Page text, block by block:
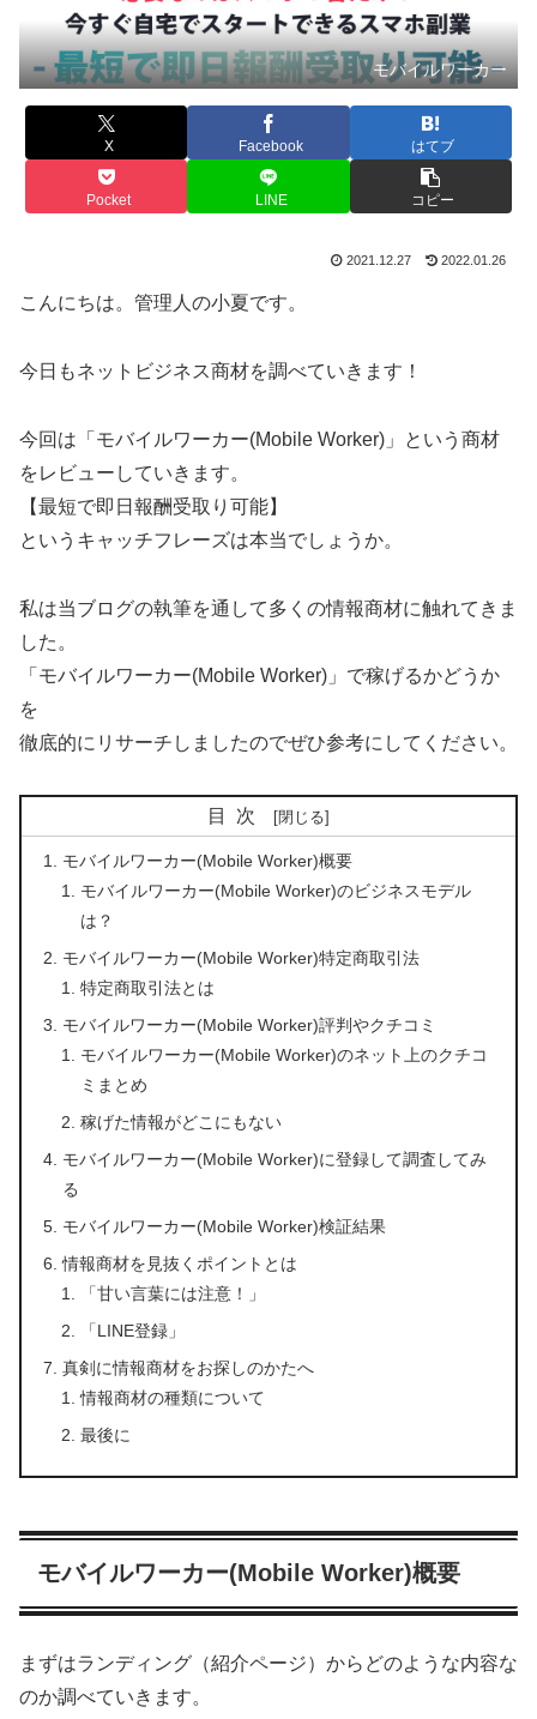
モバイルワーカー
X Facebook はてブ
Pocket LINE コピー
2021.12.27 2022.01.26
こんにちは。管理人の小夏です。
今日もネットビジネス商材を調べていきます！
今回は「モバイルワーカー(Mobile Worker)」という商材
をレビューしていきます。
【最短で即日報酬受取り可能】
というキャッチフレーズは本当でしょうか。
私は当ブログの執筆を通して多くの情報商材に触れてきま
した。
「モバイルワーカー(Mobile Worker)」で稼げるかどうか
を
徹底的にリサーチしましたのでぜひ参考にしてください。
目次
モバイルワーカー(Mobile Worker)概要
モバイルワーカー(Mobile Worker)のビジネスモデル
は？
モバイルワーカー(Mobile Worker)特定商取引法
特定商取引法とは
モバイルワーカー(Mobile Worker)評判やクチコミ
モバイルワーカー(Mobile Worker)のネット上のクチコ
ミまとめ
稼げた情報がどこにもない
モバイルワーカー(Mobile Worker)に登録して調査してみ
る
モバイルワーカー(Mobile Worker)検証結果
情報商材を見抜くポイントとは
「甘い言葉には注意！」
「LINE登録」
真剣に情報商材をお探しのかたへ
情報商材の種類について
最後に
モバイルワーカー(Mobile Worker)概要
まずはランディング（紹介ページ）からどのような内容な
のか調べていきます。